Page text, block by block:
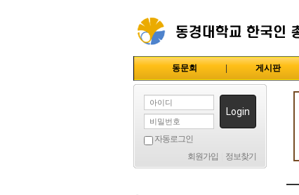
동문회 게시판
Login
자동로그인
회원가입
정보찾기